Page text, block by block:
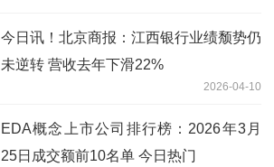
今日讯！北京商报：江西银行业绩颓势仍
未逆转 营收去年下滑22%
2026-04-10
EDA概念上市公司排行榜：2026年3月
25日成交额前10名单 今日热门